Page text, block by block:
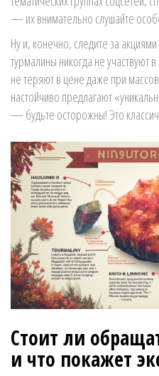
— их внимательно слушайте
Ну и, конечно, следите за
турмалины никогда не участвуют
не теряют в цене даже при
настойчиво предлагают
— будьте осторожны! Это
Стоит ли
и что покажет